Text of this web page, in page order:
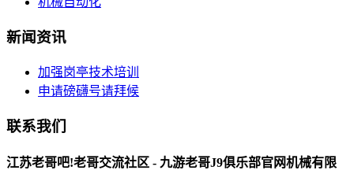
新闻资讯
加强岗亭技术培训
申请磅礴号请拜候
联系我们
江苏老哥吧!老哥交流社区 - 九游老哥J9俱乐部官网机械有限